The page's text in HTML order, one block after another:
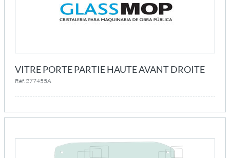
VITRE PORTE PARTIE HAUTE AVANT DROITE
Réf. 277455A